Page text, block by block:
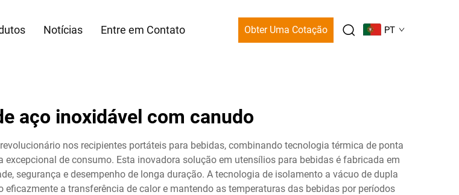
Notícias Entre em Contato Obter Uma Cotação PT
aço inoxidável com canudo
nos recipientes portáteis para bebidas, combinando tecnologia térmica de ponta
de consumo. Esta inovadora solução em utensílios para bebidas é fabricada em
segurança e desempenho de longa duração. A tecnologia de isolamento a vácuo de dupla
a transferência de calor e mantendo as temperaturas das bebidas por períodos